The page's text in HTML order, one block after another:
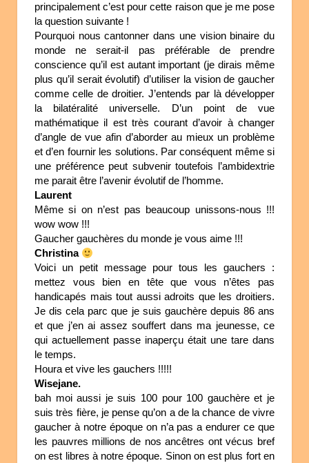
principalement c’est pour cette raison que je me pose
la question suivante !
Pourquoi nous cantonner dans une vision binaire du
monde ne serait-il pas préférable de prendre
conscience qu’il est autant important (je dirais même
plus qu’il serait évolutif) d’utiliser la vision de gaucher
comme celle de droitier. J’entends par là développer
la bilatéralité universelle. D’un point de vue
mathématique il est très courant d’avoir à changer
d’angle de vue afin d’aborder au mieux un problème
et d’en fournir les solutions. Par conséquent même si
une préférence peut subvenir toutefois l’ambidextrie
me parait être l’avenir évolutif de l’homme.
Laurent
Même si on n’est pas beaucoup unissons-nous !!!
wow wow !!!
Gaucher gauchères du monde je vous aime !!!
Christina
Voici un petit message pour tous les gauchers :
mettez vous bien en tête que vous n’êtes pas
handicapés mais tout aussi adroits que les droitiers.
Je dis cela parc que je suis gauchère depuis 86 ans
et que j’en ai assez souffert dans ma jeunesse, ce
qui actuellement passe inaperçu était une tare dans
le temps.
Houra et vive les gauchers !!!!!
Wisejane.
bah moi aussi je suis 100 pour 100 gauchère et je
suis très fière, je pense qu’on a de la chance de vivre
gaucher à notre époque on n’a pas a endurer ce que
les pauvres millions de nos ancêtres ont vécus bref
on est libres à notre époque. Sinon on est plus fort en